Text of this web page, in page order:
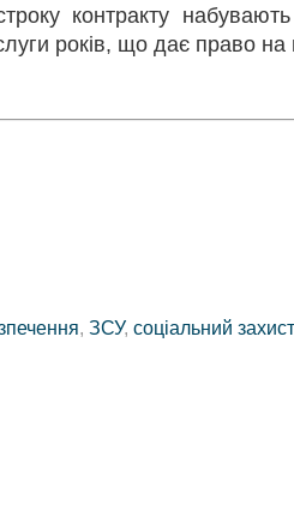
контракту
років, що дає право на
, ЗСУ, соціальний захист